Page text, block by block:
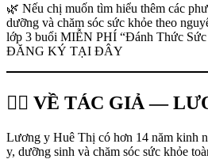
🌿 Nếu chị muốn tìm hiểu thêm các
dưỡng và chăm sóc sức khỏe theo
lớp 3 buổi MIỄN PHÍ “Đánh Thức
ĐĂNG KÝ TẠI ĐÂY
👩‍⚕️ VỀ TÁC GIẢ —
Lương y Huê Thị có hơn 14 năm kinh
y, dưỡng sinh và chăm sóc sức khỏe